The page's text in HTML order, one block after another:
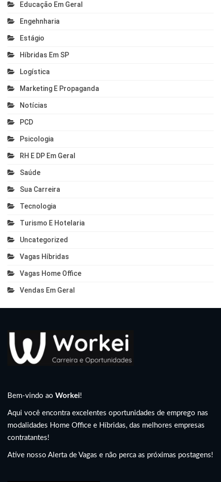
Educação Em Geral
Engehnharia
Estágio
Híbridas Em SP
Logística
Marketing E Propaganda
Notícias
PCD
Psicologia
RH E DP Em Geral
Saúde
Sua Carreira
Tecnologia
Turismo E Hotelaria
Uncategorized
Vagas Híbridas
Vagas Home Office
Vendas Em Geral
Bem-vindo ao Workei!
Aqui você encontra excelentes oportunidades de emprego nas
modalidades Home Office e Híbridas, das melhores empresas
contratantes!
Ative nosso Alerta de Vagas e não perca as próximas postagens!